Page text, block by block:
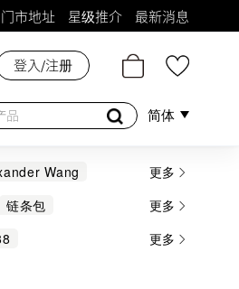
门市地址 星级推介 最新消息
护理 母婴护理 游戏及精品
登入/注册
简体
Wang
Kors
更多
链条包
更多
更多